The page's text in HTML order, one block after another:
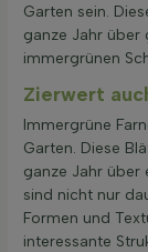
Garten sein.
ganze Jahr über
immergrünen
Zierwert
Immergrüne
Garten. Diese
ganze Jahr über
sind nicht nur
Formen und
interessante